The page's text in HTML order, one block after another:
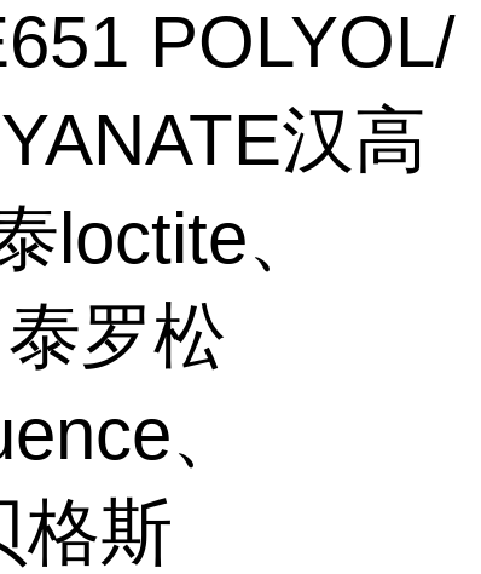
POLYOL/
汉高
loctite、
罗松
、
格斯